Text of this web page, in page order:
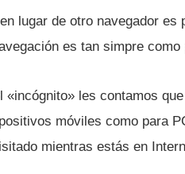
en lugar de otro navegador es
es tan simpre
les contamos
móviles como para
mientras estás en